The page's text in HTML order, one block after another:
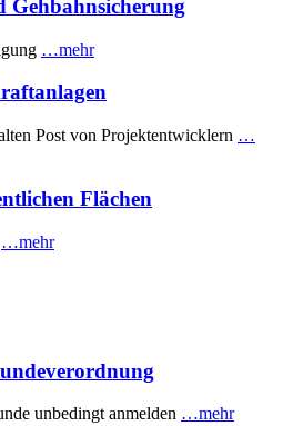
Gehbahnsicherung
…mehr
Post von Projektentwicklern …
Flächen
…mehr
unbedingt anmelden …mehr